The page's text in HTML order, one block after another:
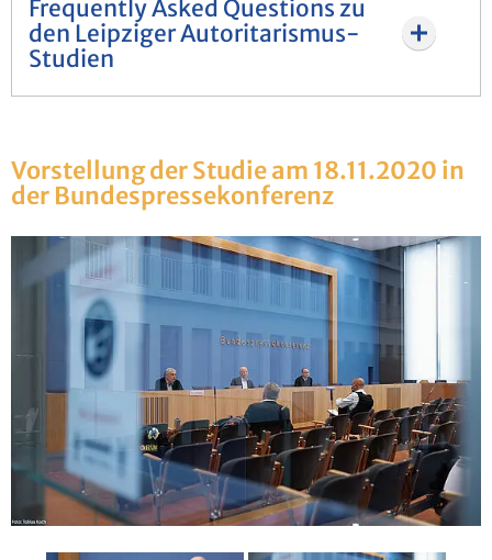
Frequently Asked Questions zu
den Leipziger Autoritarismus-
Studien
Vor­stel­lung der Stu­die am 18.11.2020 in
der Bun­des­pres­se­kon­fe­renz